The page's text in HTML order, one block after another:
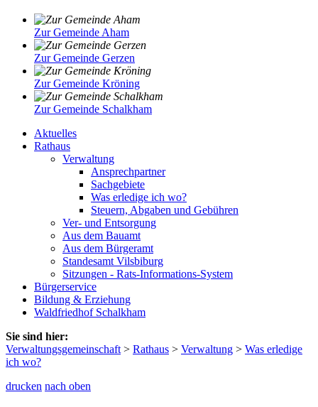
Zur Gemeinde Aham
Zur Gemeinde Gerzen
Zur Gemeinde Kröning
Zur Gemeinde Schalkham
Aktuelles
Rathaus
Verwaltung
Ansprechpartner
Sachgebiete
Was erledige ich wo?
Steuern, Abgaben und Gebühren
Ver- und Entsorgung
Aus dem Bauamt
Aus dem Bürgeramt
Standesamt Vilsbiburg
Sitzungen - Rats-Informations-System
Bürgerservice
Bildung & Erziehung
Waldfriedhof Schalkham
Sie sind hier:
Verwaltungsgemeinschaft > Rathaus > Verwaltung > Was erledige
ich wo?
drucken nach oben